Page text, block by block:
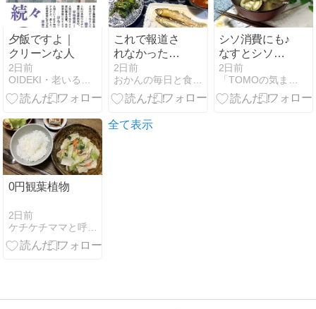
夕飯ですよ｜
クリーンな人
2日前
OIDEKI・老いる前にできることを行う
これで報道さ
れなかったら
終わりです
2日前
おかんの毎日と食事と猫
シソ消費にも♪
なすとシソの
お味噌汁
2日前
「TOMOの気ままなDiary」
0円観葉植物
2日前
ケチケチママと呼ばれて
全て表示